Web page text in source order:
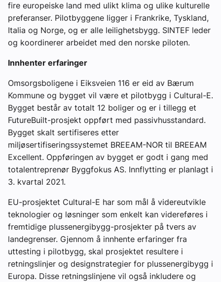
fire europeiske land med ulikt klima og ulike kulturelle
preferanser. Pilotbyggene ligger i Frankrike, Tyskland,
Italia og Norge, og er alle leilighetsbygg. SINTEF leder
og koordinerer arbeidet med den norske piloten.
Innhenter erfaringer
Omsorgsboligene i Eiksveien 116 er eid av Bærum
Kommune og bygget vil være et pilotbygg i Cultural-E.
Bygget består av totalt 12 boliger og er i tillegg et
FutureBuilt-prosjekt oppført med passivhusstandard.
Bygget skalt sertifiseres etter
miljøsertifiseringssystemet BREEAM-NOR til BREEAM
Excellent. Oppføringen av bygget er godt i gang med
totalentreprenør Byggfokus AS. Innflytting er planlagt i
3. kvartal 2021.
EU-prosjektet Cultural-E har som mål å videreutvikle
teknologier og løsninger som enkelt kan videreføres i
fremtidige plussenergibygg-prosjekter på tvers av
landegrenser. Gjennom å innhente erfaringer fra
uttesting i pilotbygg, skal prosjektet resultere i
retningslinjer og designstrategier for plussenergibygg i
Europa. Disse retningslinjene vil også inkludere og